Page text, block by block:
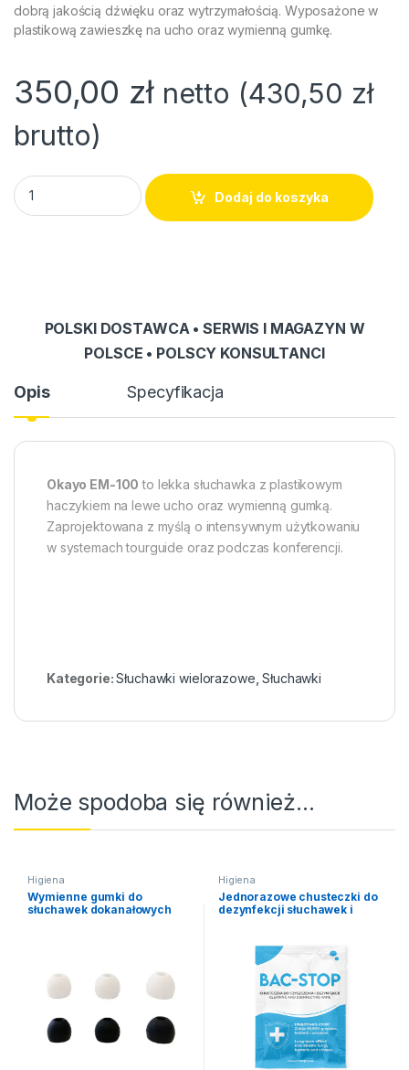
dobrą jakością dźwięku oraz wytrzymałością. Wyposażone w
plastikową zawieszkę na ucho oraz wymienną gumkę.
350,00 zł netto (430,50 zł
brutto)
Słuchawka EM-100 (25 sztuk) quantity
Dodaj do koszyka
POLSKI DOSTAWCA • SERWIS I MAGAZYN W
POLSCE • POLSCY KONSULTANCI
Opis Specyfikacja
Okayo EM-100 to lekka słuchawka z plastikowym
haczykiem na lewe ucho oraz wymienną gumką.
Zaprojektowana z myślą o intensywnym użytkowaniu
w systemach tourguide oraz podczas konferencji.
Kategorie:Słuchawki wielorazowe ,Słuchawki
Może spodoba się również…
Higiena
Wymienne gumki do
słuchawek dokanałowych
Higiena
Jednorazowe chusteczki do
dezynfekcji słuchawek i